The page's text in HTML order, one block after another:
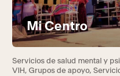
Mi Centro
Servicios de salud mental y
VIH, Grupos de apoyo,